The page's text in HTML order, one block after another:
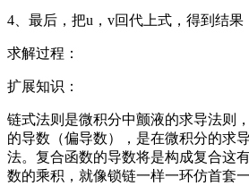
4、最后，把u，v回代上式，得到结果
求解过程：
扩展知识：
链式法则是微积分中颤液的求导法则
的导数（偏导数），是在微积分的求
法。复合函数的导数将是构成复合这
数的乘积，就像锁链一样一环仿首套